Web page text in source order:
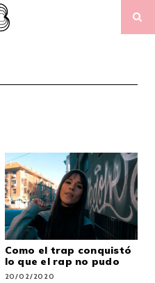
Como el trap conquistó
lo que el rap no pudo
20/02/2020